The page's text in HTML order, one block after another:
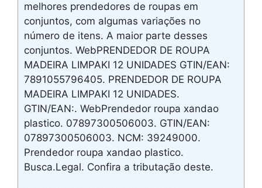
melhores prendedores de roupas em
conjuntos, com algumas variações no
número de itens. A maior parte desses
conjuntos. WebPRENDEDOR DE ROUPA
MADEIRA LIMPAKI 12 UNIDADES GTIN/EAN:
7891055796405. PRENDEDOR DE ROUPA
MADEIRA LIMPAKI 12 UNIDADES.
GTIN/EAN:. WebPrendedor roupa xandao
plastico. 07897300506003. GTIN/EAN:
07897300506003. NCM: 39249000.
Prendedor roupa xandao plastico.
Busca.Legal. Confira a tributação deste.